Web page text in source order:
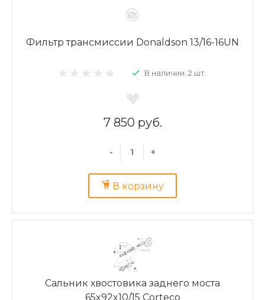
Фильтр трансмиссии Donaldson 13/16-16UN
В наличии: 2 шт.
7 850 руб.
- +
В корзину
Сальник хвостовика заднего моста
65x92x10/15 Corteco